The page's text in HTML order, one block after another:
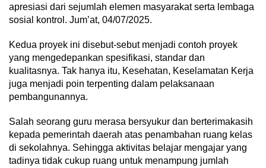
apresiasi dari sejumlah elemen masyarakat serta lembaga
sosial kontrol. Jum’at, 04/07/2025.
Kedua proyek ini disebut-sebut menjadi contoh proyek
yang mengedepankan spesifikasi, standar dan
kualitasnya. Tak hanya itu, Kesehatan, Keselamatan Kerja
juga menjadi poin terpenting dalam pelaksanaan
pembangunannya.
Salah seorang guru merasa bersyukur dan berterimakasih
kepada pemerintah daerah atas penambahan ruang kelas
di sekolahnya. Sehingga aktivitas belajar mengajar yang
tadinya tidak cukup ruang untuk menampung jumlah